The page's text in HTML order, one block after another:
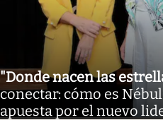
"Donde nacen las
conectar: cómo es
apuesta por el nuevo